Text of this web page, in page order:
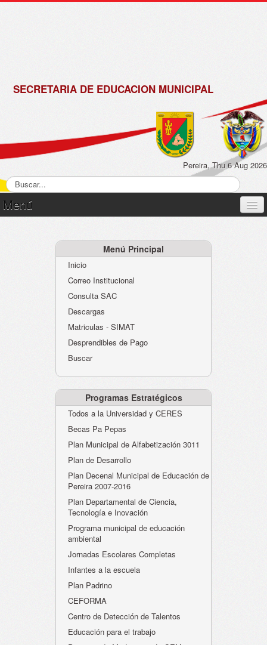
SECRETARIA DE EDUCACION MUNICIPAL
Pereira, Thu 6 Aug 2026
Menú
Atención al Ciudadano
Instituciones Educativas
Despacho Secretaría
Evaluación desempeño
Humano-Cesantías
Menú Principal
Inicio
Correo Institucional
Consulta SAC
Descargas
Matriculas - SIMAT
Desprendibles de Pago
Buscar
Programas Estratégicos
Todos a la Universidad y CERES
Becas Pa Pepas
Plan Municipal de Alfabetización 3011
Plan de Desarrollo
Plan Decenal Municipal de Educación de
Pereira 2007-2016
Plan Departamental de Ciencia,
Tecnología e Inovación
Programa municipal de educación
ambiental
Jornadas Escolares Completas
Infantes a la escuela
Plan Padrino
CEFORMA
Centro de Detección de Talentos
Educación para el trabajo
de